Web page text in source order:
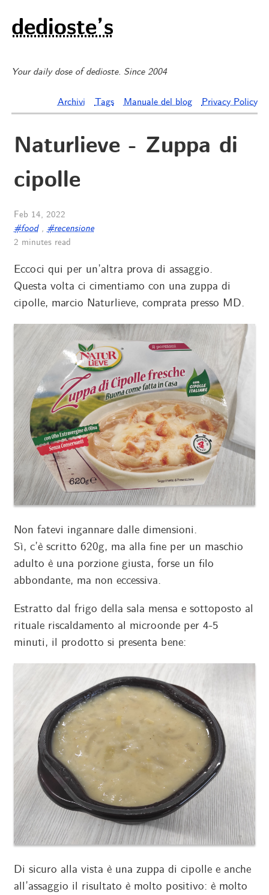
dedioste’s
Your daily dose of dedioste. Since 2004
Archivi Tags Manuale del blog Privacy Policy
Naturlieve - Zuppa di
cipolle
Feb 14, 2022
#food,#recensione
2 minutes read
Eccoci qui per un’altra prova di assaggio.
Questa volta ci cimentiamo con una zuppa di
cipolle, marcio Naturlieve, comprata presso MD.
Non fatevi ingannare dalle dimensioni.
Sì, c’è scritto 620g, ma alla fine per un maschio
adulto è una porzione giusta, forse un filo
abbondante, ma non eccessiva.
Estratto dal frigo della sala mensa e sottoposto al
rituale riscaldamento al microonde per 4-5
minuti, il prodotto si presenta bene:
Di sicuro alla vista è una zuppa di cipolle e anche
all’assaggio il risultato è molto positivo: è molto